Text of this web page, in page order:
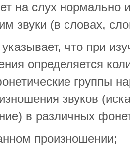
на слух нормально
звуки (в словах,
что при
определяется
группы
звуков
в различных
произношении;